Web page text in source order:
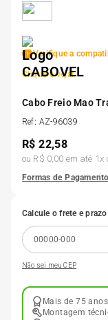
Verifique a
Clique e veja!
Cabo Freio Mao
Ref: AZ-96039
R$22,58
ou R$ 0,00 em até 1x
Formas de Pagamento
Calcule o frete e
Não sei meu CEP
Mais de 75
Montagem
5º
6º
7º 185 60r15
8º 205 55r16
9º
10º 175 65 14